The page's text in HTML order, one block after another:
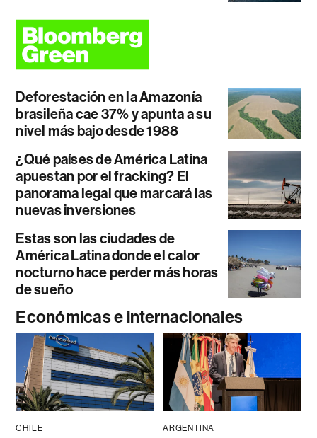
Deforestación en la Amazonía
brasileña cae 37% y apunta a su
nivel más bajo desde 1988
¿Qué países de América Latina
apuestan por el fracking? El
panorama legal que marcará las
nuevas inversiones
Estas son las ciudades de
América Latina donde el calor
nocturno hace perder más horas
de sueño
Económicas e internacionales
CHILE ARGENTINA